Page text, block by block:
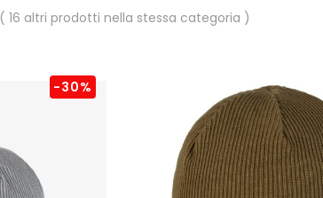
( 16 altri prodotti nella stessa categoria )
-30%